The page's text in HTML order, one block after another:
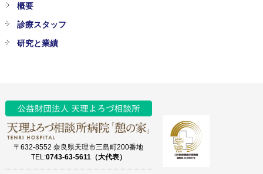
概要
診療スタッフ
研究と業績
〒632-8552 奈良県天理市三島町200番地
TEL:0743-63-5611（大代表）